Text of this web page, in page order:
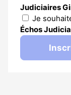
Judiciaires
Je
Échos